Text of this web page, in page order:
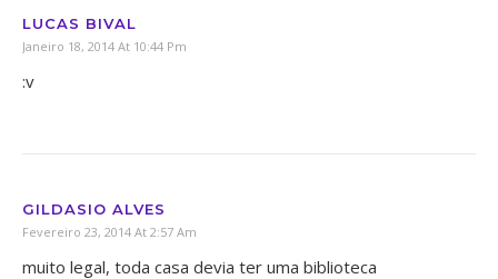
LUCAS BIVAL
Janeiro 18, 2014 At 10:44 Pm
:v
GILDASIO ALVES
Fevereiro 23, 2014 At 2:57 Am
muito legal, toda casa devia ter uma biblioteca